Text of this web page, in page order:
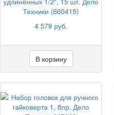
Техники (660415)
4 579 руб.
В корзину